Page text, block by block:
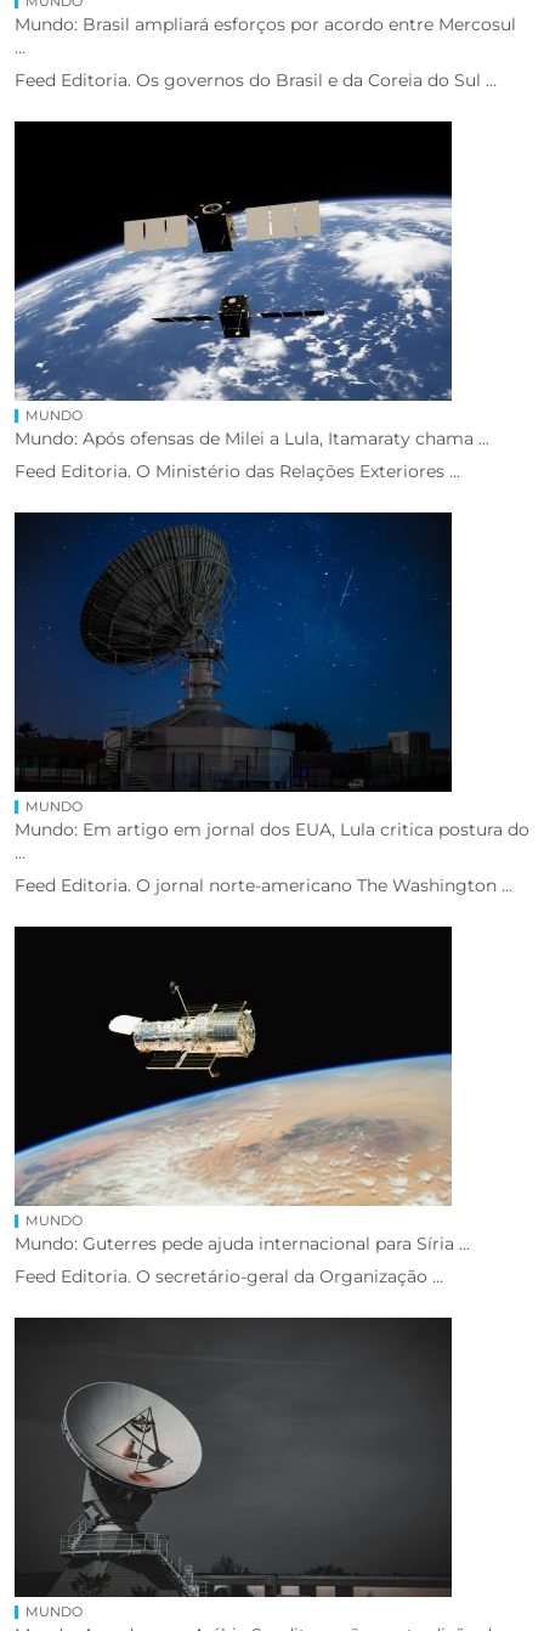
Mundo: Brasil ampliará esforços por acordo entre Mercosul
...
Feed Editoria. Os governos do Brasil e da Coreia do Sul ...
MUNDO
Mundo: Após ofensas de Milei a Lula, Itamaraty chama ...
Feed Editoria. O Ministério das Relações Exteriores ...
MUNDO
Mundo: Em artigo em jornal dos EUA, Lula critica postura do
...
Feed Editoria. O jornal norte-americano The Washington ...
MUNDO
Mundo: Guterres pede ajuda internacional para Síria ...
Feed Editoria. O secretário-geral da Organização ...
MUNDO